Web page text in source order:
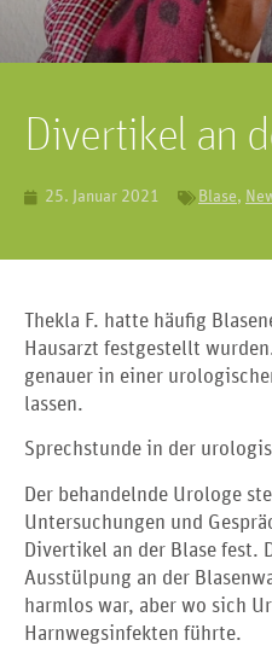
Divertikel an
25. Januar 2021 Blase,
Thekla F. hatte häufig
Hausarzt festgestellt
genauer in einer
lassen.
Sprechstunde in der
Der behandelnde Urologe
Untersuchungen und
Divertikel an der Blase fest.
Ausstülpung an der
harmlos war, aber wo sich
Harnwegsinfekten führte.